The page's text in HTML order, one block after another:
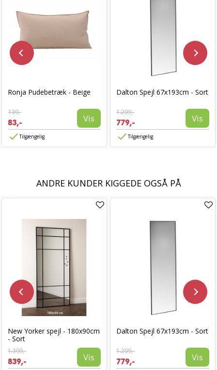
Ronja Pudebetræk - Beige
139,-
83,- Vis
Tilgængelig
Dalton Spejl 67x193cm - Sort
1.299,-
779,- Vis
Tilgængelig
ANDRE KUNDER KIGGEDE OGSÅ PÅ
New Yorker spejl - 180x90cm
- Sort
1.399,-
839,- Vis
Dalton Spejl 67x193cm - Sort
1.299,-
779,- Vis